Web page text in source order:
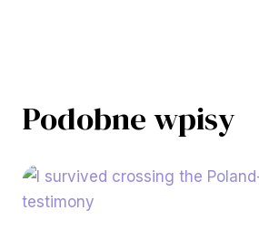
Podobne wpisy